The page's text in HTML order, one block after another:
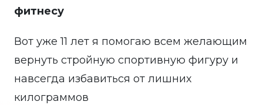
фитнесу
Вот уже 11 лет я помогаю всем желающим
вернуть стройную спортивную фигуру и
навсегда избавиться от лишних
килограммов